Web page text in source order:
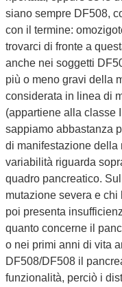
siano sempre DF508,
con il termine:
trovarci di fronte a
anche nei soggetti
più o meno gravi della
considerata in linea di
(appartiene alla classe
sappiamo abbastanza
di manifestazione della
variabilità riguarda
quadro pancreatico.
mutazione severa e
poi presenta
quanto concerne il
o nei primi anni di vita
DF508/DF508 il
funzionalità, perciò i